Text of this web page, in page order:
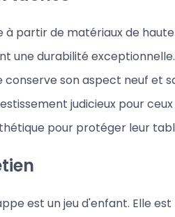
à partir de matériaux de
une durabilité
conserve son aspect neuf et
judicieux pour
pour protéger leur
est un jeu d'enfant. Elle